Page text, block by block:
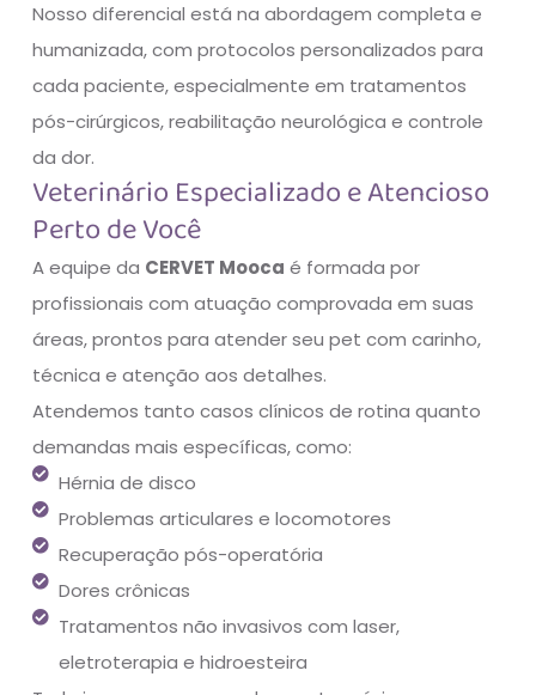
Nosso diferencial está na abordagem completa e
humanizada, com protocolos personalizados para
cada paciente, especialmente em tratamentos
pós-cirúrgicos, reabilitação neurológica e controle
da dor.
Veterinário Especializado e Atencioso
Perto de Você
A equipe da CERVET Mooca é formada por
profissionais com atuação comprovada em suas
áreas, prontos para atender seu pet com carinho,
técnica e atenção aos detalhes.
Atendemos tanto casos clínicos de rotina quanto
demandas mais específicas, como:
Hérnia de disco
Problemas articulares e locomotores
Recuperação pós-operatória
Dores crônicas
Tratamentos não invasivos com laser,
eletroterapia e hidroesteira